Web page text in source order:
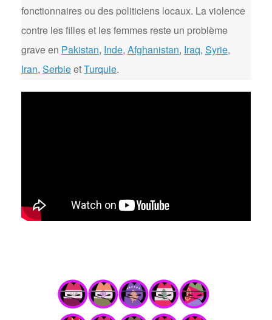
fonctionnaires ou des politiciens locaux. La violence
contre les filles et les femmes reste un problème
grave en Pakistan, Inde, Afghanistan, Iraq, Syrie,
Iran, SerbieetTurquie.